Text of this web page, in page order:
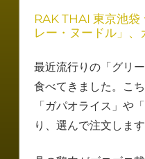
RAK THAI 東京池袋
レー・ヌードル」、
最近流行りの「グリ
食べてきました。こ
「ガパオライス」や
り、選んで注文します